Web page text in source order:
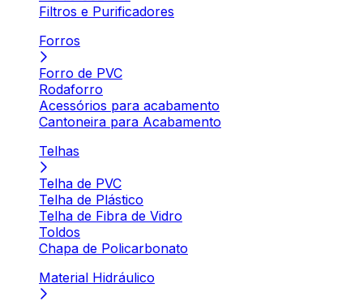
Filtros e Purificadores
Forros
Forro de PVC
Rodaforro
Acessórios para acabamento
Cantoneira para Acabamento
Telhas
Telha de PVC
Telha de Plástico
Telha de Fibra de Vidro
Toldos
Chapa de Policarbonato
Material Hidráulico